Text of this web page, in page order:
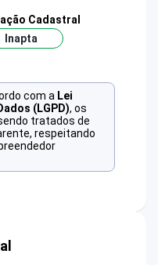
Cadastral
Inapta
com a Lei
(LGPD), os
tratados de
respeitando